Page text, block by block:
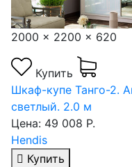
1500 x 2200 x 620
Купить
Шкаф-купе Танго-2.
светлый. 1.5 м
Цена: 37 541 Р.
Hendis
Купить